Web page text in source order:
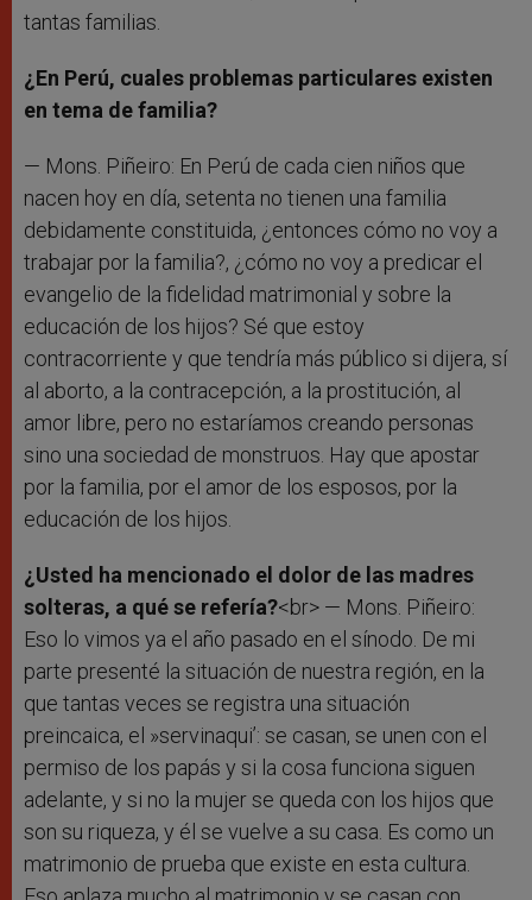
tantas familias.
¿En Perú, cuales problemas particulares existen
en tema de familia?
— Mons. Piñeiro: En Perú de cada cien niños que
nacen hoy en día, setenta no tienen una familia
debidamente constituida, ¿entonces cómo no voy a
trabajar por la familia?, ¿cómo no voy a predicar el
evangelio de la fidelidad matrimonial y sobre la
educación de los hijos? Sé que estoy
contracorriente y que tendría más público si dijera, sí
al aborto, a la contracepción, a la prostitución, al
amor libre, pero no estaríamos creando personas
sino una sociedad de monstruos. Hay que apostar
por la familia, por el amor de los esposos, por la
educación de los hijos.
¿Usted ha mencionado el dolor de las madres
solteras, a qué se refería?<br> — Mons. Piñeiro:
Eso lo vimos ya el año pasado en el sínodo. De mi
parte presenté la situación de nuestra región, en la
que tantas veces se registra una situación
preincaica, el »servinaqui’: se casan, se unen con el
permiso de los papás y si la cosa funciona siguen
adelante, y si no la mujer se queda con los hijos que
son su riqueza, y él se vuelve a su casa. Es como un
matrimonio de prueba que existe en esta cultura.